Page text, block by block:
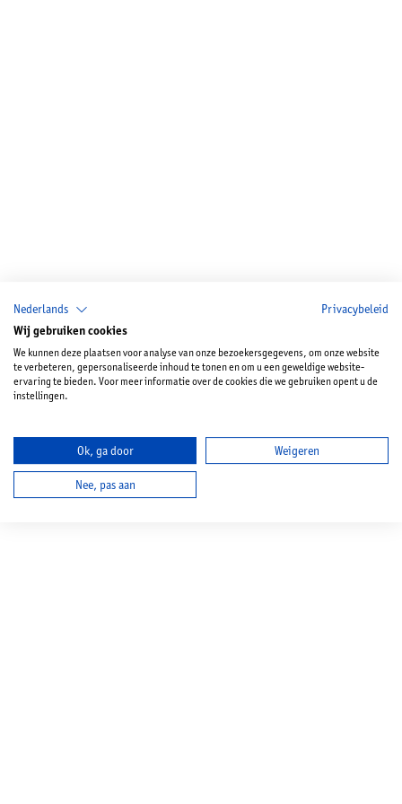
Nederlands Privacybeleid
Wij gebruiken cookies
We kunnen deze plaatsen voor analyse van onze bezoekersgegevens, om onze website
te verbeteren, gepersonaliseerde inhoud te tonen en om u een geweldige website-
ervaring te bieden. Voor meer informatie over de cookies die we gebruiken opent u de
instellingen.
Ok, ga door Weigeren
Nee, pas aan